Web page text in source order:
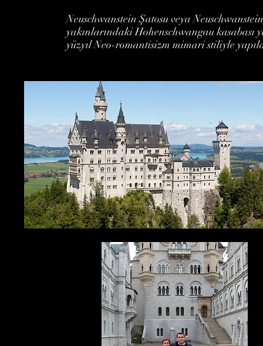
Neuschwanstein Şatosu veya
yakınlarındaki Hohenschwangau kasabası
yüzyıl Neo-romantisizm mimari stiliyle